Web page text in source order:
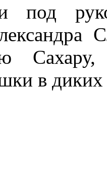
под
в диких